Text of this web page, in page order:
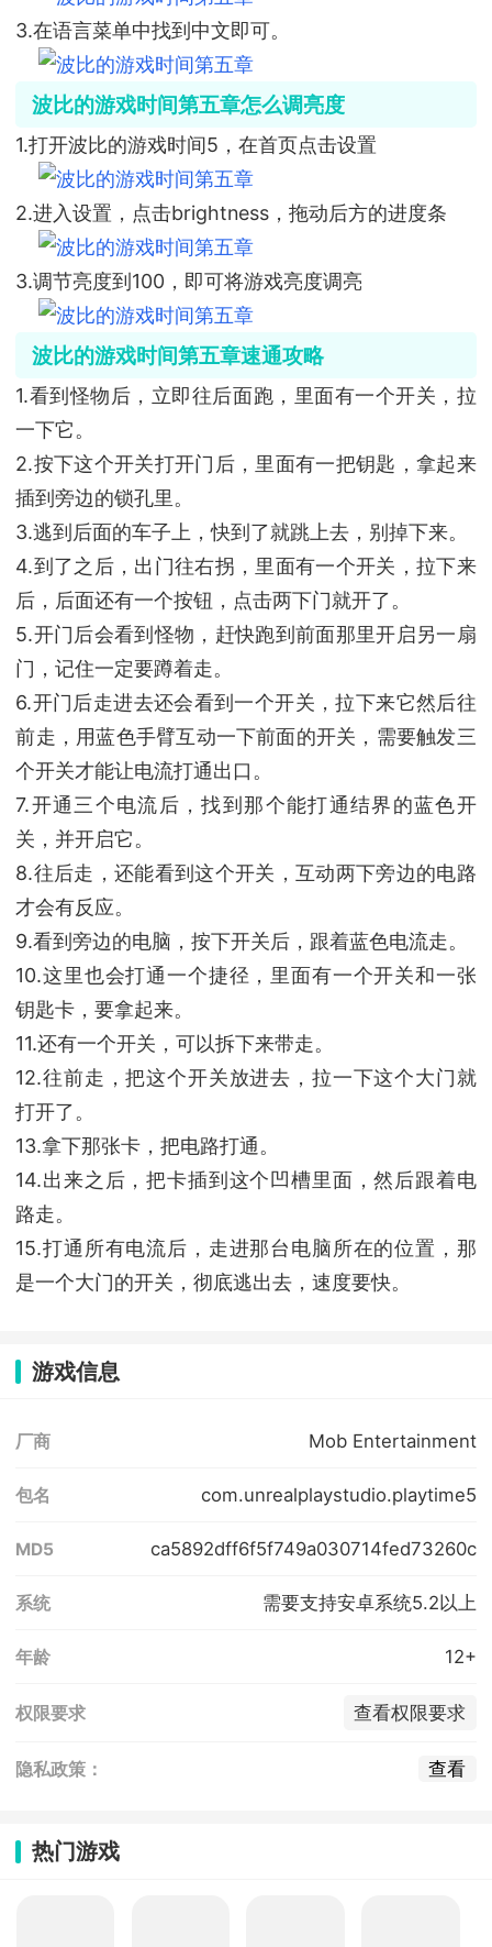
3.在语言菜单中找到中文即可。
波比的游戏时间第五章怎么调亮度
1.打开波比的游戏时间5，在首页点击设置
2.进入设置，点击brightness，拖动后方的进度条
3.调节亮度到100，即可将游戏亮度调亮
波比的游戏时间第五章速通攻略
1.看到怪物后，立即往后面跑，里面有一个开关，拉
一下它。
2.按下这个开关打开门后，里面有一把钥匙，拿起来
插到旁边的锁孔里。
3.逃到后面的车子上，快到了就跳上去，别掉下来。
4.到了之后，出门往右拐，里面有一个开关，拉下来
后，后面还有一个按钮，点击两下门就开了。
5.开门后会看到怪物，赶快跑到前面那里开启另一扇
门，记住一定要蹲着走。
6.开门后走进去还会看到一个开关，拉下来它然后往
前走，用蓝色手臂互动一下前面的开关，需要触发三
个开关才能让电流打通出口。
7.开通三个电流后，找到那个能打通结界的蓝色开
关，并开启它。
8.往后走，还能看到这个开关，互动两下旁边的电路
才会有反应。
9.看到旁边的电脑，按下开关后，跟着蓝色电流走。
10.这里也会打通一个捷径，里面有一个开关和一张
钥匙卡，要拿起来。
11.还有一个开关，可以拆下来带走。
12.往前走，把这个开关放进去，拉一下这个大门就
打开了。
13.拿下那张卡，把电路打通。
14.出来之后，把卡插到这个凹槽里面，然后跟着电
路走。
15.打通所有电流后，走进那台电脑所在的位置，那
是一个大门的开关，彻底逃出去，速度要快。
游戏信息
厂商 Mob Entertainment
包名 com.unrealplaystudio.playtime5
MD5 ca5892dff6f5f749a030714fed73260c
系统 需要支持安卓系统5.2以上
年龄 12+
权限要求 查看权限要求
隐私政策： 查看
热门游戏